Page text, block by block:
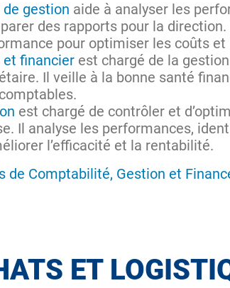
gestion aide à analyser les
des rapports pour la
pour optimiser les coûts
financier est chargé de la
Il veille à la bonne santé
est chargé de contrôler et
Il analyse les performances,
l’efficacité et la rentabilité.
de Comptabilité, Gestion et
ET